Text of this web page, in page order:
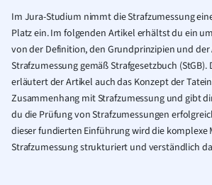
Im Jura-Studium nimmt die Strafzumessung
Platz ein. Im folgenden Artikel erhältst du ein
von der Definition, den Grundprinzipien und
Strafzumessung gemäß Strafgesetzbuch (StGB).
erläutert der Artikel auch das Konzept der
Zusammenhang mit Strafzumessung und gibt
du die Prüfung von Strafzumessungen
dieser fundierten Einführung wird die komplexe
Strafzumessung strukturiert und verständlich